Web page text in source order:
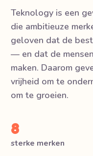
Teknology is een
die ambitieuze
geloven dat de
— en dat de
maken. Daarom
vrijheid om te
om te groeien.
8
sterke merken